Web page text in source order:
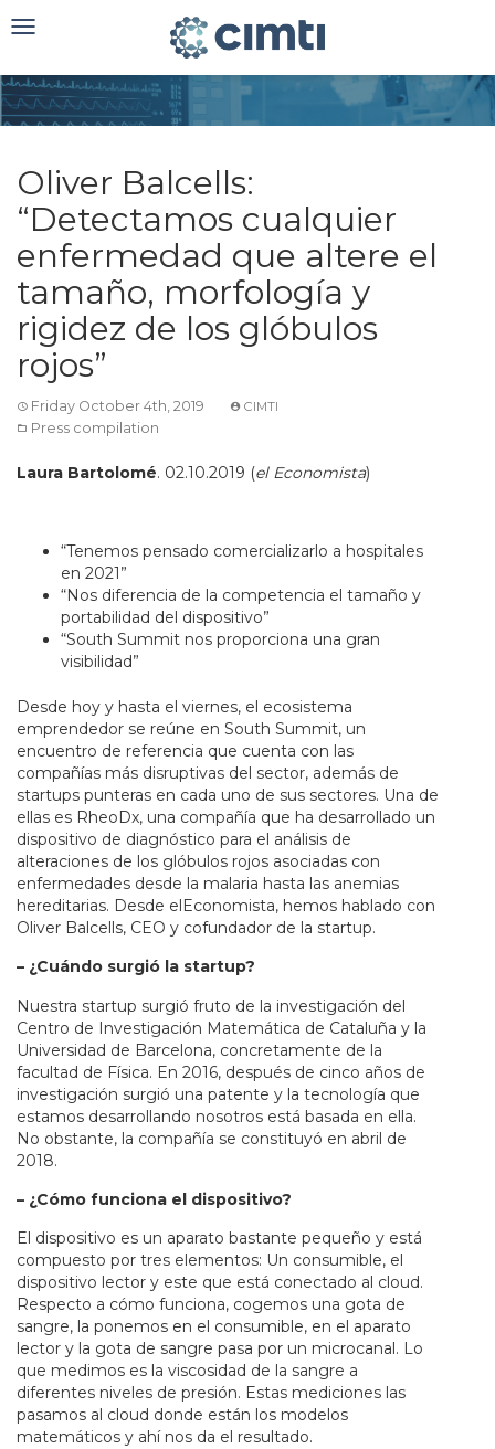
Toggle
Oliver Balcells:
“Detectamos cualquier
enfermedad que altere el
tamaño, morfología y
rigidez de los glóbulos
rojos”
Friday October 4th, 2019 CIMTI
Press compilation
Laura Bartolomé. 02.10.2019 (el Economista)
“Tenemos pensado comercializarlo a hospitales
en 2021”
“Nos diferencia de la competencia el tamaño y
portabilidad del dispositivo”
“South Summit nos proporciona una gran
visibilidad”
Desde hoy y hasta el viernes, el ecosistema
emprendedor se reúne en South Summit, un
encuentro de referencia que cuenta con las
compañías más disruptivas del sector, además de
startups punteras en cada uno de sus sectores. Una de
ellas es RheoDx, una compañía que ha desarrollado un
dispositivo de diagnóstico para el análisis de
alteraciones de los glóbulos rojos asociadas con
enfermedades desde la malaria hasta las anemias
hereditarias. Desde elEconomista, hemos hablado con
Oliver Balcells, CEO y cofundador de la startup.
– ¿Cuándo surgió la startup?
Nuestra startup surgió fruto de la investigación del
Centro de Investigación Matemática de Cataluña y la
Universidad de Barcelona, concretamente de la
facultad de Física. En 2016, después de cinco años de
investigación surgió una patente y la tecnología que
estamos desarrollando nosotros está basada en ella.
No obstante, la compañía se constituyó en abril de
2018.
– ¿Cómo funciona el dispositivo?
El dispositivo es un aparato bastante pequeño y está
compuesto por tres elementos: Un consumible, el
dispositivo lector y este que está conectado al cloud.
Respecto a cómo funciona, cogemos una gota de
sangre, la ponemos en el consumible, en el aparato
lector y la gota de sangre pasa por un microcanal. Lo
que medimos es la viscosidad de la sangre a
diferentes niveles de presión. Estas mediciones las
pasamos al cloud donde están los modelos
matemáticos y ahí nos da el resultado.